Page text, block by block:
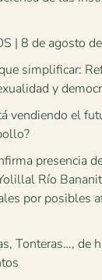
| 8 de agosto
simplificar:
y
vendiendo el
presencia
Río
por posibles
Tonteras…, de